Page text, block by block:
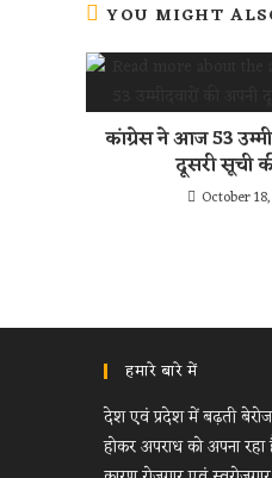
YOU MIGHT
कांग्रेस ने आज 53
दूसरी सूची
October
हमारे बारे में
देश एवं प्रदेश में बढ़ती
होकर अपराध को अपना